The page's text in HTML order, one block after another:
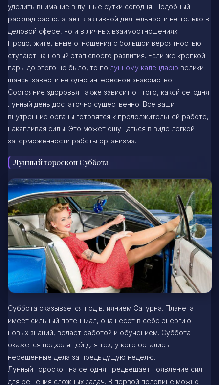
уделить внимание в лунные сутки сегодня. Подобный
расклад располагает к активной деятельности не только в
деловой сфере, но и в личных взаимоотношениях.
Продолжительные отношения с большой вероятностью
ступают на новый этап своего развития. Если же крепкой
пары до этого не было, то по лунному календарю велики
шансы завести не одно интересное знакомство.
Состояние здоровья также зависит от того, какой сегодня
лунный день достаточно существенно. Все ваши
внутренние органы готовятся к продолжительной работе,
накапливая силы. Это может ощущаться в виде легкой
заторможенности работы организма.
Лунный гороскоп Суббота
Суббота оказывается под влиянием Сатурна. Планета
имеет сильный потенциал, она несет в себе энергию
новых знаний, ведает работой и обучением. Суббота
окажется подходящей для тех, у кого остались
нерешенные дела за предыдущую неделю.
Лунный гороскоп на сегодня предвещает появление сил
для решения сложных задач. В первой половине можно